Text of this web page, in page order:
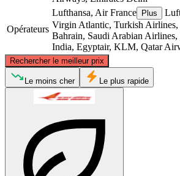
Opérateurs
Lufthansa, Air France Plus
Virgin Atlantic, Turkish
Bahrain, Saudi Arabian
India, Egyptair, KLM, Qatar
Rechercher le meilleur prix
©CARTO , ©
Le moins cher Le plus rapide